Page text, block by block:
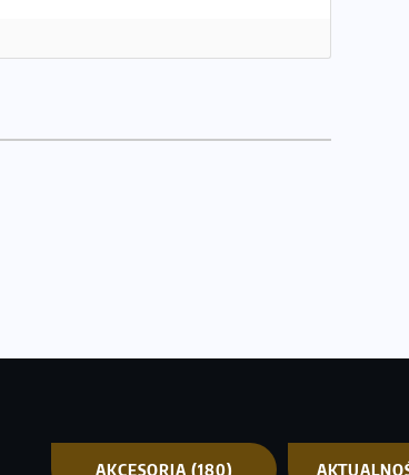
AKCESORIA (180)